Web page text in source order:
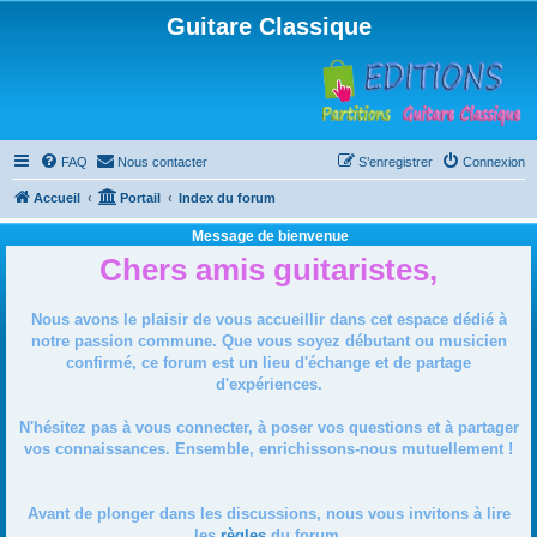
Guitare Classique
FAQ Nous contacter Connexion
S’enregistrer
Accueil Portail Index du forum
Message de bienvenue
Chers amis guitaristes,
Nous avons le plaisir de vous accueillir dans cet espace dédié à
notre passion commune. Que vous soyez débutant ou musicien
confirmé, ce forum est un lieu d'échange et de partage
d'expériences.
N'hésitez pas à vous connecter, à poser vos questions et à partager
vos connaissances. Ensemble, enrichissons-nous mutuellement !
Avant de plonger dans les discussions, nous vous invitons à lire